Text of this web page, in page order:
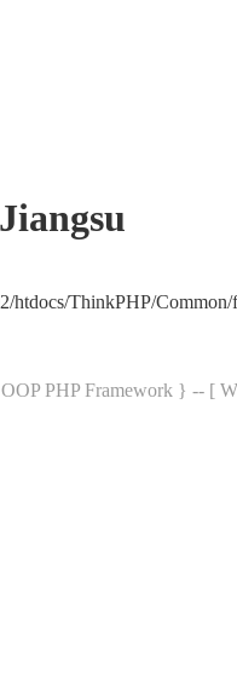
htdocs/ThinkPHP/
PHP Framework } -- [